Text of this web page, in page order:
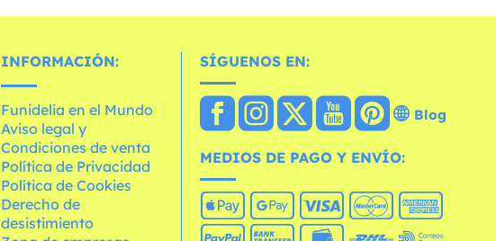
INFORMACIÓN:
Funidelia en el Mundo
Aviso legal y
Condiciones de venta
Política de Privacidad
Política de Cookies
Derecho de
desistimiento
SÍGUENOS EN:
Blog
MEDIOS DE PAGO Y ENVÍO: